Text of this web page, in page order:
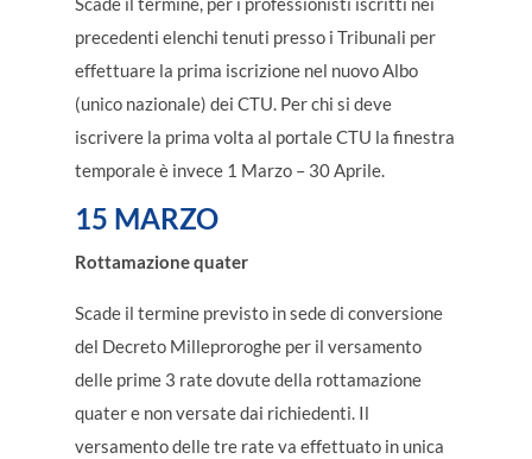
precedenti elenchi tenuti presso i Tribunali per
effettuare la prima iscrizione nel nuovo Albo
(unico nazionale) dei CTU. Per chi si deve
iscrivere la prima volta al portale CTU la finestra
temporale è invece 1 Marzo – 30 Aprile.
15 MARZO
Rottamazione quater
Scade il termine previsto in sede di conversione
del Decreto Milleproroghe per il versamento
delle prime 3 rate dovute della rottamazione
quater e non versate dai richiedenti. Il
versamento delle tre rate va effettuato in unica